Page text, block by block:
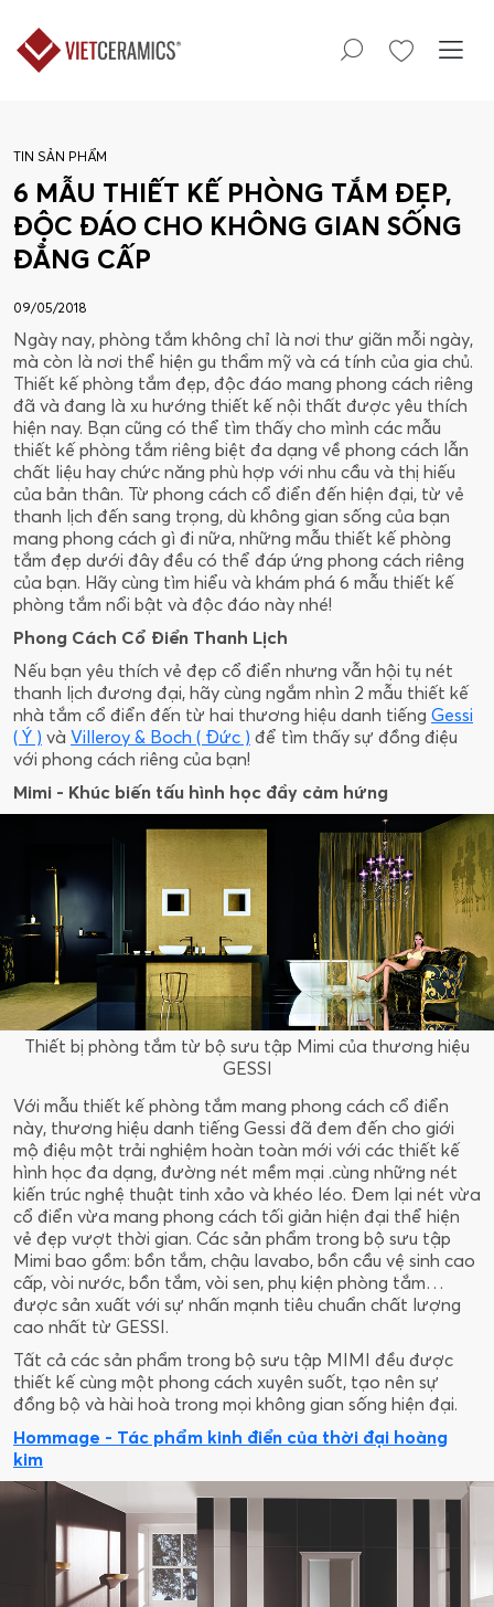
TIN SẢN PHẨM
6 MẪU THIẾT KẾ PHÒNG TẮM ĐẸP,
ĐỘC ĐÁO CHO KHÔNG GIAN SỐNG
ĐẲNG CẤP
09/05/2018
Ngày nay, phòng tắm không chỉ là nơi thư giãn mỗi ngày,
mà còn là nơi thể hiện gu thẩm mỹ và cá tính của gia chủ.
Thiết kế phòng tắm đẹp, độc đáo mang phong cách riêng
đã và đang là xu hướng thiết kế nội thất được yêu thích
hiện nay. Bạn cũng có thể tìm thấy cho mình các mẫu
thiết kế phòng tắm riêng biệt đa dạng về phong cách lẫn
chất liệu hay chức năng phù hợp với nhu cầu và thị hiếu
của bản thân. Từ phong cách cổ điển đến hiện đại, từ vẻ
thanh lịch đến sang trọng, dù không gian sống của bạn
mang phong cách gì đi nữa, những mẫu thiết kế phòng
tắm đẹp dưới đây đều có thể đáp ứng phong cách riêng
của bạn. Hãy cùng tìm hiểu và khám phá 6 mẫu thiết kế
phòng tắm nổi bật và độc đáo này nhé!
Phong Cách Cổ Điển Thanh Lịch
Nếu bạn yêu thích vẻ đẹp cổ điển nhưng vẫn hội tụ nét
thanh lịch đương đại, hãy cùng ngắm nhìn 2 mẫu thiết kế
nhà tắm cổ điển đến từ hai thương hiệu danh tiếng Gessi
( Ý ) và Villeroy & Boch ( Đức ) để tìm thấy sự đồng điệu
với phong cách riêng của bạn!
Mimi - Khúc biến tấu hình học đầy cảm hứng
Thiết bị phòng tắm từ bộ sưu tập Mimi của thương hiệu
GESSI
Với mẫu thiết kế phòng tắm mang phong cách cổ điển
này, thương hiệu danh tiếng Gessi đã đem đến cho giới
mộ điệu một trải nghiệm hoàn toàn mới với các thiết kế
hình học đa dạng, đường nét mềm mại .cùng những nét
kiến trúc nghệ thuật tinh xảo và khéo léo. Đem lại nét vừa
cổ điển vừa mang phong cách tối giản hiện đại thể hiện
vẻ đẹp vượt thời gian. Các sản phẩm trong bộ sưu tập
Mimi bao gồm: bồn tắm, chậu lavabo, bồn cầu vệ sinh cao
cấp, vòi nước, bồn tắm, vòi sen, phụ kiện phòng tắm…
được sản xuất với sự nhấn mạnh tiêu chuẩn chất lượng
cao nhất từ GESSI.
Tất cả các sản phẩm trong bộ sưu tập MIMI đều được
thiết kế cùng một phong cách xuyên suốt, tạo nên sự
đồng bộ và hài hoà trong mọi không gian sống hiện đại.
Hommage - Tác phẩm kinh điển của thời đại hoàng
kim